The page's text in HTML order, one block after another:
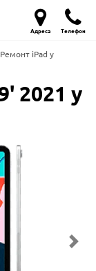
Адреса Телефон
Ремонт iPad у
2021 у